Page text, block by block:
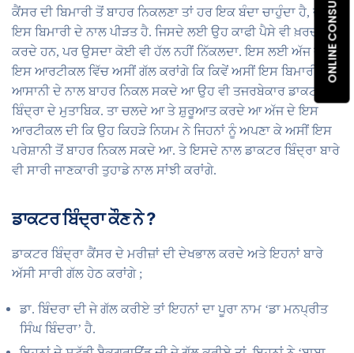
ਕੈਂਸਰ ਦੀ ਬਿਮਾਰੀ ਤੋਂ ਬਾਹਰ ਨਿਕਲਣਾ ਤਾਂ ਹਰ ਇਕ ਬੰਦਾ ਚਾਹੁੰਦਾ ਹੈ, ਜੋ
ਇਸ ਬਿਮਾਰੀ ਦੇ ਨਾਲ ਪੀੜਤ ਹੈ. ਜਿਸਦੇ ਲਈ ਉਹ ਕਾਫੀ ਪੈਸੇ ਵੀ ਖ਼ਰਚ
ਕਰਦੇ ਹਨ, ਪਰ ਉਸਦਾ ਕੋਈ ਵੀ ਹੱਲ ਨਹੀਂ ਨਿੱਕਲਦਾ. ਇਸ ਲਈ ਅੱਜ ਦੇ
ਇਸ ਆਰਟੀਕਲ ਵਿੱਚ ਅਸੀਂ ਗੱਲ ਕਰਾਂਗੇ ਕਿ ਕਿਵੇਂ ਅਸੀਂ ਇਸ ਬਿਮਾਰੀ ਤੋਂ
ਆਸਾਨੀ ਦੇ ਨਾਲ ਬਾਹਰ ਨਿਕਲ ਸਕਦੇ ਆ ਉਹ ਵੀ ਤਜਰਬੇਕਾਰ ਡਾਕਟਰ
ਬਿੰਦ੍ਰਾ ਦੇ ਮੁਤਾਬਿਕ. ਤਾ ਚਲਦੇ ਆ ਤੇ ਸ਼ੁਰੂਆਤ ਕਰਦੇ ਆ ਅੱਜ ਦੇ ਇਸ
ਆਰਟੀਕਲ ਦੀ ਕਿ ਉਹ ਕਿਹੜੇ ਨਿਯਮ ਨੇ ਜਿਹਨਾਂ ਨੂੰ ਅਪਣਾ ਕੇ ਅਸੀਂ ਇਸ
ਪਰੇਸ਼ਾਨੀ ਤੋਂ ਬਾਹਰ ਨਿਕਲ ਸਕਦੇ ਆ. ਤੇ ਇਸਦੇ ਨਾਲ ਡਾਕਟਰ ਬਿੰਦ੍ਰਾ ਬਾਰੇ
ਵੀ ਸਾਰੀ ਜਾਣਕਾਰੀ ਤੁਹਾਡੇ ਨਾਲ ਸਾਂਝੀ ਕਰਾਂਗੇ.
ਡਾਕਟਰਬਿੰਦ੍ਰਾਕੌਣਨੇ?
ਡਾਕਟਰ ਬਿੰਦ੍ਰਾ ਕੈਂਸਰ ਦੇ ਮਰੀਜ਼ਾਂ ਦੀ ਦੇਖਭਾਲ ਕਰਦੇ ਅਤੇ ਇਹਨਾਂ ਬਾਰੇ
ਅੱਸੀ ਸਾਰੀ ਗੱਲ ਹੇਠ ਕਰਾਂਗੇ ;
ਡਾ. ਬਿੰਦਰਾ ਦੀ ਜੇ ਗੱਲ ਕਰੀਏ ਤਾਂ ਇਹਨਾਂ ਦਾ ਪੂਰਾ ਨਾਮ ‘ਡਾ ਮਨਪ੍ਰੀਤ
ਸਿੰਘ ਬਿੰਦਰਾ’ ਹੈ.